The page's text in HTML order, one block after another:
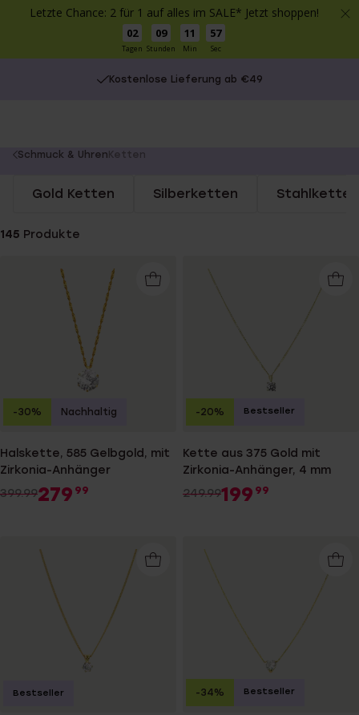
Letzte Chance: 2 für 1 auf alles im SALE* Jetzt shoppen!
02
Tagen
09
Stunden
11
Min
57
Sec
Kostenlose Lieferung ab €49
You
here:
Schmuck & Uhren Ketten
Gold Ketten Silberketten Stahlketten
145 Produkte
Halskette, 585 Gelbgold, mit
Zirkonia-Anhänger
399.99279 99
-30% Nachhaltig
Kette aus 375 Gold mit
Zirkonia-Anhänger, 4 mm
249.99199 99
-20% Bestseller
Bestseller -34% Bestseller